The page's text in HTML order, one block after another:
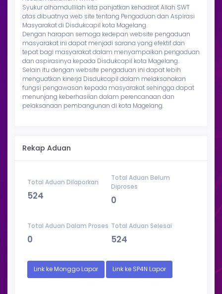
Syukur alhamdullilah kita panjatkan kehadirat Allah SWT
atas dibuatnya web site tentang Pengaduan dan Aspirasi
Masyarakat di Disdukcapil kota Magelang.
Dengan harapan semoga kedepan website pengaduan
masyarakat ini dapat menjadi sarana yang efektif dan
tepat bagi masyarakat dalam menyampaikan pengaduan
dan aspirasinya kepada Disdukcapil kota Magelang..
Selain itu dengan website pengaduan ini dapat lebih
menguatkan kinerja Disdukcapil dalam melaksanakan
fungsi pengawasan kepada masyarakat sehingga dapat
menunjang keberhasilan dalam perencanaan dan
pelaksanaan pembangunan di kota Magelang.
Rekap Aduan
Total Aduan Dilaporkan
524
Total Aduan Belum
Diproses
0
Total Aduan Dalam Proses
0
Total Aduan Selesai
524
Link ke Monggo Lapor Link ke SP4N Lapor